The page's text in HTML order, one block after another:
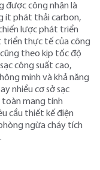
được công nhận là
ít phát thải carbon,
lược phát triển
triển thực tế của công
theo kịp tốc độ
công suất cao,
minh và khả năng
nhiều cơ sở sạc
mang tính
cầu thiết kế điện
ngừa cháy tích